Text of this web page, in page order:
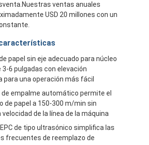
ventas anuales
USD 20 millones con un
papel sin eje adecuado para núcleo
3-6 pulgadas con elevación
para una operación más fácil
de empalme automático permite el
de papel a 150-300 m/min sin
velocidad de la línea de la máquina
de tipo ultrasónico simplifica las
frecuentes de reemplazo de